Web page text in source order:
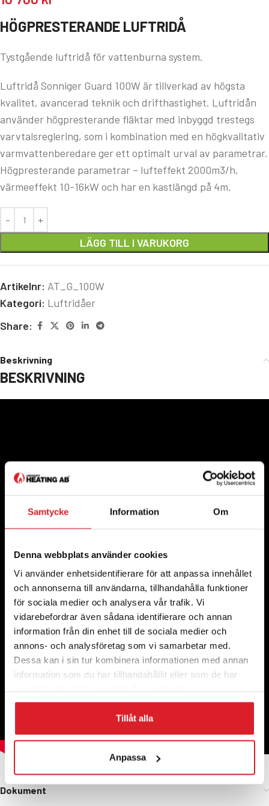
Samtycke Information Om
Denna webbplats använder cookies
Vi använder enhetsidentifierare för att anpassa innehållet
och annonserna till användarna, tillhandahålla funktioner
för sociala medier och analysera vår trafik. Vi
vidarebefordrar även sådana identifierare och annan
information från din enhet till de sociala medier och
annons- och analysföretag som vi samarbetar med.
Dessa kan i sin tur kombinera informationen med annan
information som du har tillhandahållit eller som de har
Tillåt alla
Anpassa
HÖGPRESTERANDE LUFTRIDÅ
Tystgående luftridå för vattenburna system.
Luftridå Sonniger Guard 100W är tillverkad av högsta
kvalitet, avancerad teknik och drifthastighet. Luftridån
använder högpresterande fläktar med inbyggd trestegs
varvtalsreglering, som i kombination med en högkvalitativ
varmvattenberedare ger ett optimalt urval av parametrar.
Högpresterande parametrar – lufteffekt 2000m3/h,
värmeeffekt 10-16kW och har en kastlängd på 4m.
LÄGG TILL I VARUKORG
Artikelnr: AT_G_100W
Kategori: Luftridåer
Share:
Beskrivning
BESKRIVNING
Dokument